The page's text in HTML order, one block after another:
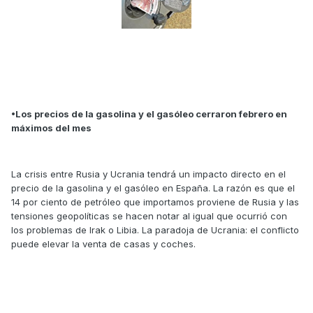
•Los precios de la gasolina y el gasóleo cerraron febrero en
máximos del mes
La crisis entre Rusia y Ucrania tendrá un impacto directo en el
precio de la gasolina y el gasóleo en España. La razón es que el
14 por ciento de petróleo que importamos proviene de Rusia y las
tensiones geopolíticas se hacen notar al igual que ocurrió con
los problemas de Irak o Libia. La paradoja de Ucrania: el conflicto
puede elevar la venta de casas y coches.